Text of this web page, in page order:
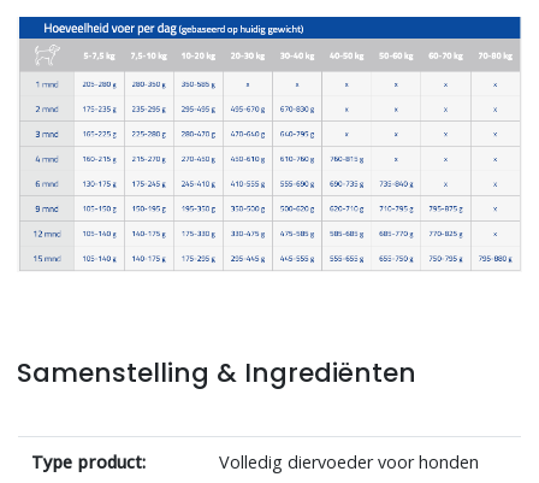
Samenstelling & Ingrediënten
Type product: Volledig diervoeder voor honden